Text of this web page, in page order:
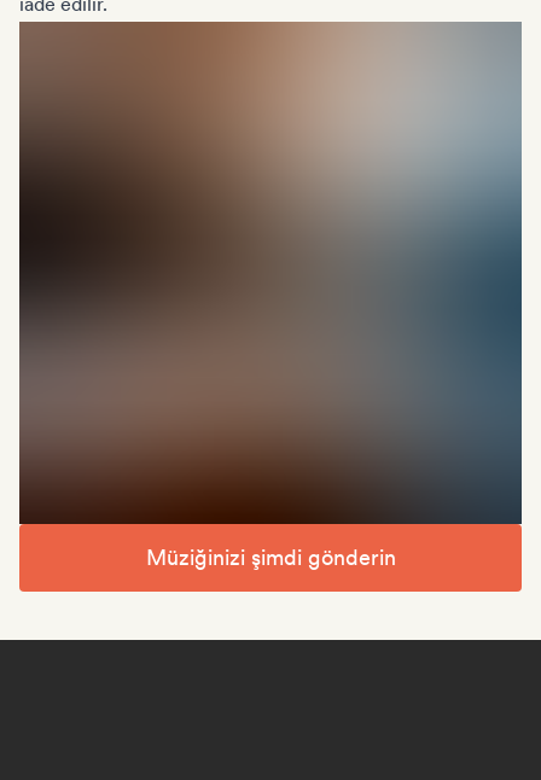
Müziğinizi şimdi gönderin